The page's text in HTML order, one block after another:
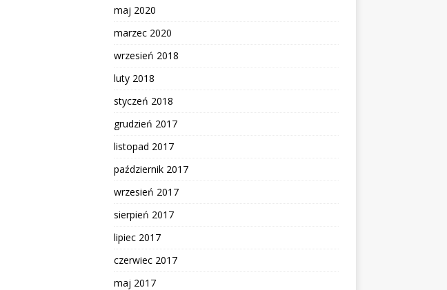
maj 2020
marzec 2020
wrzesień 2018
luty 2018
styczeń 2018
grudzień 2017
listopad 2017
październik 2017
wrzesień 2017
sierpień 2017
lipiec 2017
czerwiec 2017
maj 2017